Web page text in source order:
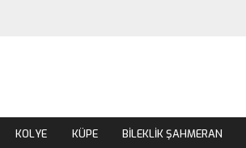
KOLYE KÜPE BİLEKLİK ŞAHMERAN